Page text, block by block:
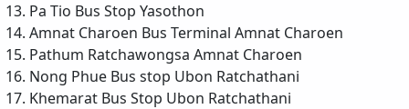
Pa Tio Bus Stop Yasothon
Amnat Charoen Bus Terminal Amnat Charoen
Pathum Ratchawongsa Amnat Charoen
Nong Phue Bus stop Ubon Ratchathani
Khemarat Bus Stop Ubon Ratchathani